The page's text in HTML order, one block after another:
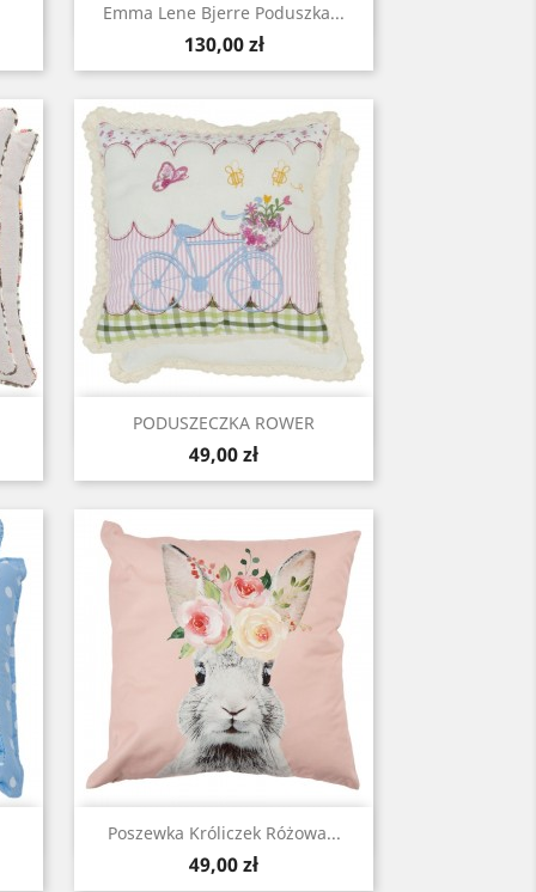
Emma Lene Bjerre Poduszka...
Cena
130,00 zł
Szybki podgląd
PODUSZECZKA ROWER
Cena
49,00 zł
Szybki podgląd
Poszewka Króliczek Różowa...
Cena
49,00 zł
Szybki podgląd